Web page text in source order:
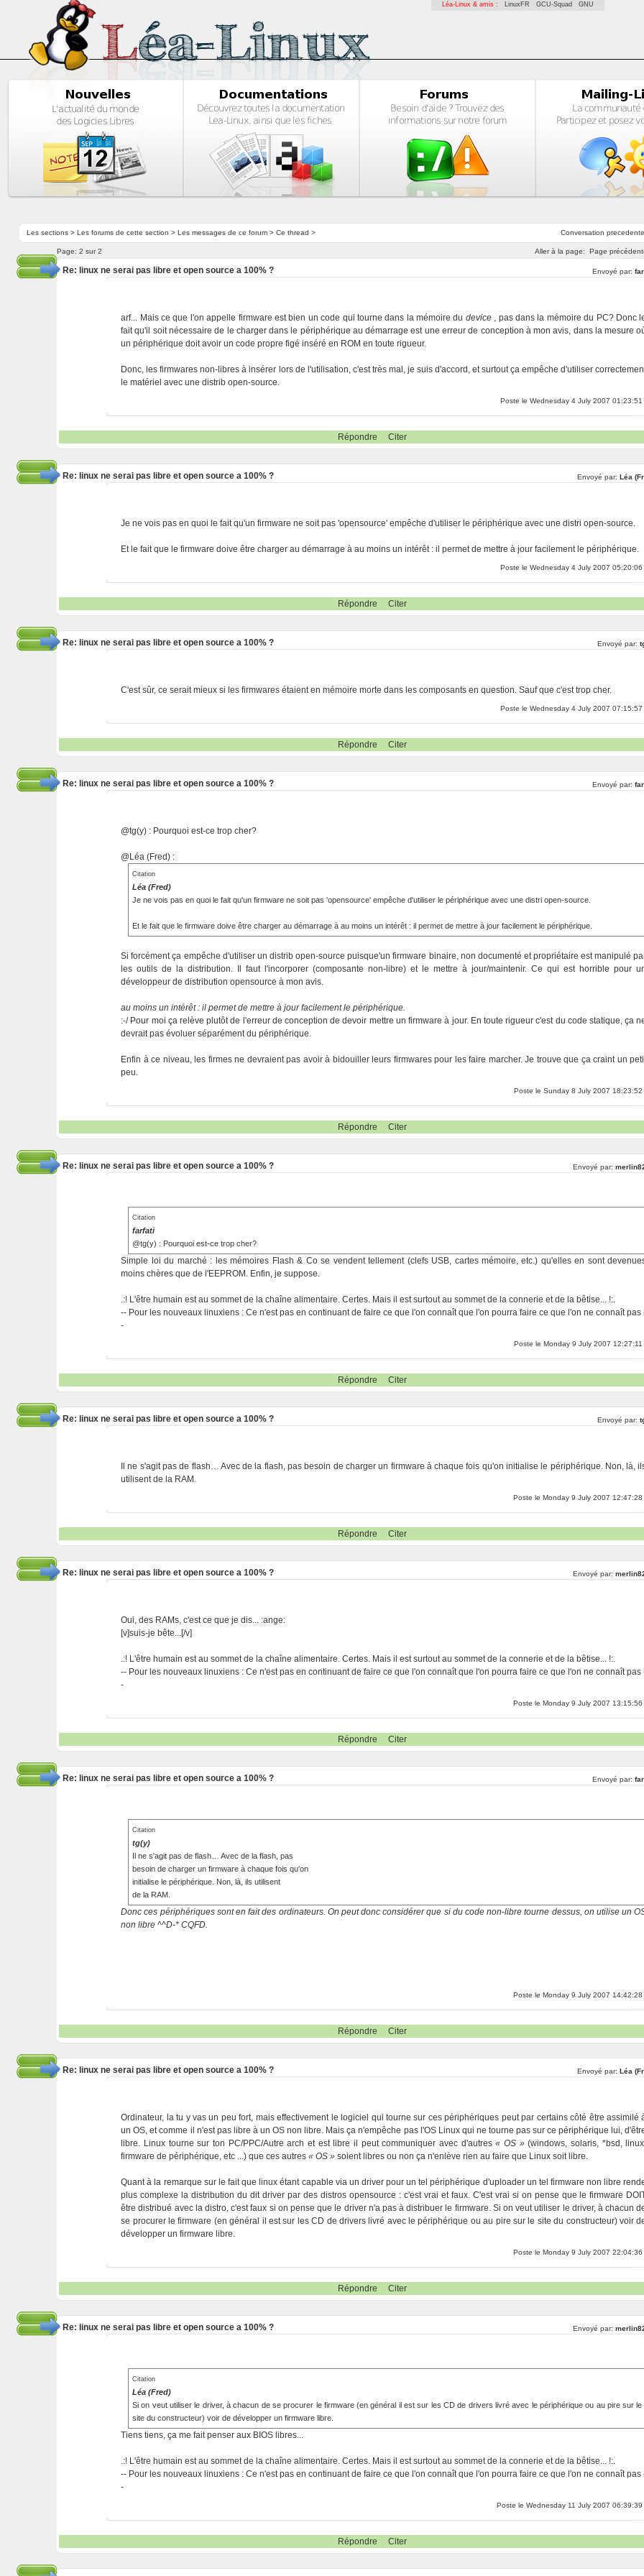
Léa-Linux & amis : LinuxFR GCU-Squad GNU
Conversation precedente
Les sections> Les forums de cette section > Les messages de ce forum> Ce thread >
Aller à la page: Page
Page: 2 sur 2
Re: linux ne serai pas libre et open source a 100% ? Envoyé par:
arf... Mais ce que l'on appelle firmware est bien un code qui tourne dans la mémoire du device, pas dans la mémoire du PC? Donc
fait qu'il soit nécessaire de le charger dans le périphérique au démarrage est une erreur de conception à mon avis, dans la mesure
un périphérique doit avoir un code propre figé inséré en ROM en toute rigueur.
Donc, les firmwares non-libres à insérer lors de l'utilisation, c'est très mal, je suis d'accord, et surtout ça empêche d'utiliser
le matériel avec une distrib open-source.
Poste le Wednesday 4 July 2007 01:23:51
Répondre Citer
Re: linux ne serai pas libre et open source a 100% ? Envoyé par: Léa
Je ne vois pas en quoi le fait qu'un firmware ne soit pas 'opensource' empêche d'utiliser le périphérique avec une distri open-source.
Et le fait que le firmware doive être charger au démarrage à au moins un intérêt : il permet de mettre à jour facilement le périphérique.
Poste le Wednesday 4 July 2007 05:20:06
Répondre Citer
Re: linux ne serai pas libre et open source a 100% ? Envoyé par:
C'est sûr, ce serait mieux si les firmwares étaient en mémoire morte dans les composants en question. Sauf que c'est trop cher.
Poste le Wednesday 4 July 2007 07:15:57
Répondre Citer
Re: linux ne serai pas libre et open source a 100% ? Envoyé par:
@tg(y) : Pourquoi est-ce trop cher?
@Léa (Fred) :
Citation
Léa (Fred)
Je ne vois pas en quoi le fait qu'un firmware ne soit pas 'opensource' empêche d'utiliser le périphérique avec une distri open-source.
Et le fait que le firmware doive être charger au démarrage à au moins un intérêt : il permet de mettre à jour facilement le périphérique.
Si forcément ça empêche d'utiliser un distrib open-source puisque'un firmware binaire, non documenté et propriétaire est manipulé
les outils de la distribution. Il faut l'incorporer (composante non-libre) et le mettre à jour/maintenir. Ce qui est horrible pour
développeur de distribution opensource à mon avis.
au moins un intérêt : il permet de mettre à jour facilement le périphérique.
:-/ Pour moi ça relève plutôt de l'erreur de conception de devoir mettre un firmware à jour. En toute rigueur c'est du code statique, ça
devrait pas évoluer séparément du périphérique.
Enfin à ce niveau, les firmes ne devraient pas avoir à bidouiller leurs firmwares pour les faire marcher. Je trouve que ça craint un
peu.
Poste le Sunday 8 July 2007 18:23:52
Répondre Citer
Re: linux ne serai pas libre et open source a 100% ? Envoyé par:
Citation
farfati
@tg(y) : Pourquoi est-ce trop cher?
Simple loi du marché : les mémoires Flash & Co se vendent tellement (clefs USB, cartes mémoire, etc.) qu'elles en sont
moins chères que de l'EEPROM. Enfin, je suppose.
.:! L'être humain est au sommet de la chaîne alimentaire. Certes. Mais il est surtout au sommet de la connerie et de la bêtise... !:.
-- Pour les nouveaux linuxiens : Ce n'est pas en continuant de faire ce que l'on connaît que l'on pourra faire ce que l'on ne connaît pas
-
Poste le Monday 9 July 2007 12:27:11
Répondre Citer
Re: linux ne serai pas libre et open source a 100% ? Envoyé par:
Il ne s'agit pas de flash… Avec de la flash, pas besoin de charger un firmware à chaque fois qu'on initialise le périphérique. Non, là,
utilisent de la RAM.
Poste le Monday 9 July 2007 12:47:28
Répondre Citer
Re: linux ne serai pas libre et open source a 100% ? Envoyé par:
Oui, des RAMs, c'est ce que je dis... :ange:
[v]suis-je bête...[/v]
.:! L'être humain est au sommet de la chaîne alimentaire. Certes. Mais il est surtout au sommet de la connerie et de la bêtise... !:.
-- Pour les nouveaux linuxiens : Ce n'est pas en continuant de faire ce que l'on connaît que l'on pourra faire ce que l'on ne connaît pas
-
Poste le Monday 9 July 2007 13:15:56
Répondre Citer
Re: linux ne serai pas libre et open source a 100% ? Envoyé par:
Citation
tg(y)
Il ne s'agit pas de flash… Avec de la flash, pas
besoin de charger un firmware à chaque fois qu'on
initialise le périphérique. Non, là, ils utilisent
de la RAM.
Donc ces périphériques sont en fait des ordinateurs. On peut donc considérer que si du code non-libre tourne dessus, on utilise un
non libre ^^D-* CQFD.
Poste le Monday 9 July 2007 14:42:28
Répondre Citer
Re: linux ne serai pas libre et open source a 100% ? Envoyé par: Léa
Ordinateur, la tu y vas un peu fort, mais effectivement le logiciel qui tourne sur ces périphériques peut par certains côté être assimilé
un OS, et comme il n'est pas libre à un OS non libre. Mais ça n'empêche pas l'OS Linux qui ne tourne pas sur ce périphérique lui,
libre. Linux tourne sur ton PC/PPC/Autre arch et est libre il peut communiquer avec d'autres« OS »(windows, solaris, *bsd,
firmware de périphérique, etc ...) que ces autres« OS » soient libres ou non ça n'enlève rien au faire que Linux soit libre.
Quant à la remarque sur le fait que linux étant capable via un driver pour un tel périphérique d'uploader un tel firmware non libre
plus complexe la distribution du dit driver par des distros opensource : c'est vrai et faux. C'est vrai si on pense que le firmware
être distribué avec la distro, c'est faux si on pense que le driver n'a pas à distribuer le firmware. Si on veut utiliser le driver, à chacun
se procurer le firmware (en général il est sur les CD de drivers livré avec le périphérique ou au pire sur le site du constructeur) voir
développer un firmware libre.
Poste le Monday 9 July 2007 22:04:36
Répondre Citer
Re: linux ne serai pas libre et open source a 100% ? Envoyé par:
Citation
Léa (Fred)
Si on veut utiliser le driver, à chacun de se procurer le firmware (en général il est sur les CD de drivers livré avec le périphérique ou au pire sur le
site du constructeur) voir de développer un firmware libre.
Tiens tiens, ça me fait penser aux BIOS libres...
.:! L'être humain est au sommet de la chaîne alimentaire. Certes. Mais il est surtout au sommet de la connerie et de la bêtise... !:.
-- Pour les nouveaux linuxiens : Ce n'est pas en continuant de faire ce que l'on connaît que l'on pourra faire ce que l'on ne connaît pas
-
Poste le Wednesday 11 July 2007 06:39:39
Répondre Citer